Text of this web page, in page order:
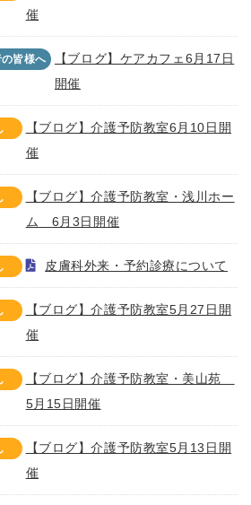
催
の皆様へ
【ブログ】ケアカフェ6月17日
開催
【ブログ】介護予防教室6月10日開
催
【ブログ】介護予防教室・浅川ホー
ム 6月3日開催
皮膚科外来・予約診療について
【ブログ】介護予防教室5月27日開
催
【ブログ】介護予防教室・美山苑
5月15日開催
【ブログ】介護予防教室5月13日開
催